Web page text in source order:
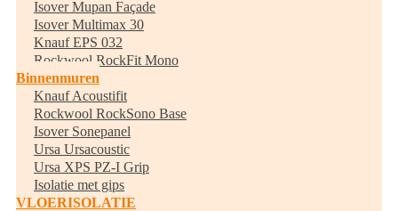
Isover Mupan Façade
Isover Multimax 30
Knauf EPS 032
Rockwool RockFit Mono
Binnenmuren
Knauf Acoustifit
Rockwool RockSono Base
Isover Sonepanel
Ursa Ursacoustic
Ursa XPS PZ-I Grip
Isolatie met gips
VLOERISOLATIE